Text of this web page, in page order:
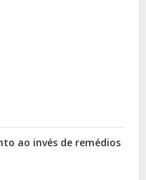
ao invés de remédios